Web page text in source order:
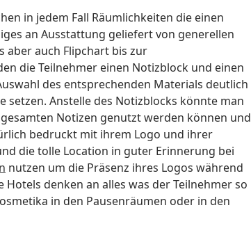
in jedem Fall Räumlichkeiten die einen
an Ausstattung geliefert von generellen
aber auch Flipchart bis zur
die Teilnehmer einen Notizblock und einen
des entsprechenden Materials deutlich
Anstelle des Notizblocks könnte man
Notizen genutzt werden können und
bedruckt mit ihrem Logo und ihrer
die tolle Location in guter Erinnerung bei
nutzen um die Präsenz ihres Logos während
denken an alles was der Teilnehmer so
in den Pausenräumen oder in den